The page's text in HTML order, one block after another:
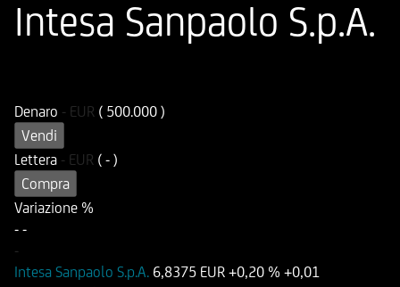
Intesa Sanpaolo S.p.A.
Denaro - EUR ( 500.000 )
Vendi
Lettera - EUR ( - )
Compra
Variazione %
- -
-
Intesa Sanpaolo S.p.A. 6,8375 EUR +0,20 % +0,01